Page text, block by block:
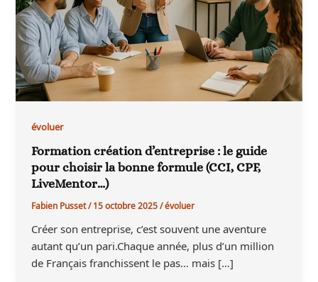
évoluer
Formation création d’entreprise : le guide
pour choisir la bonne formule (CCI, CPF,
LiveMentor…)
Fabien Pusset/15 octobre 2025/évoluer
Créer son entreprise, c’est souvent une aventure
autant qu’un pari.Chaque année, plus d’un million
de Français franchissent le pas… mais […]